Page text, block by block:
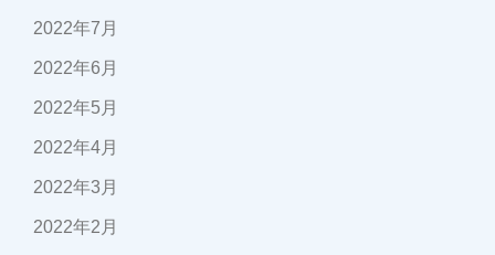
2022年7月
2022年6月
2022年5月
2022年4月
2022年3月
2022年2月